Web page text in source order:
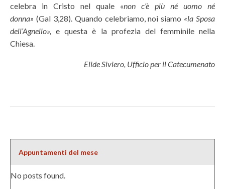
celebra in Cristo nel quale «non c’è più né uomo né
donna» (Gal 3,28). Quando celebriamo, noi siamo «la Sposa
dell’Agnello»,
e questa è la profezia del femminile nella
Chiesa.
Elide Siviero, Ufficio per il Catecumenato
Appuntamenti del mese
No posts found.